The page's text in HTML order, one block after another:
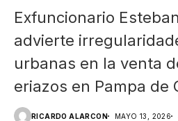
Exfuncionario
advierte
urbanas en la venta
eriazos en Pampa de
RICARDO ALARCON MAYO 13, 2026